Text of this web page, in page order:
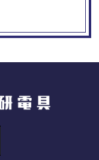
用につい
またユーザビリ
を使用し、当サ
を行っておりま
がお客様のIPア
すが、
できるものでは